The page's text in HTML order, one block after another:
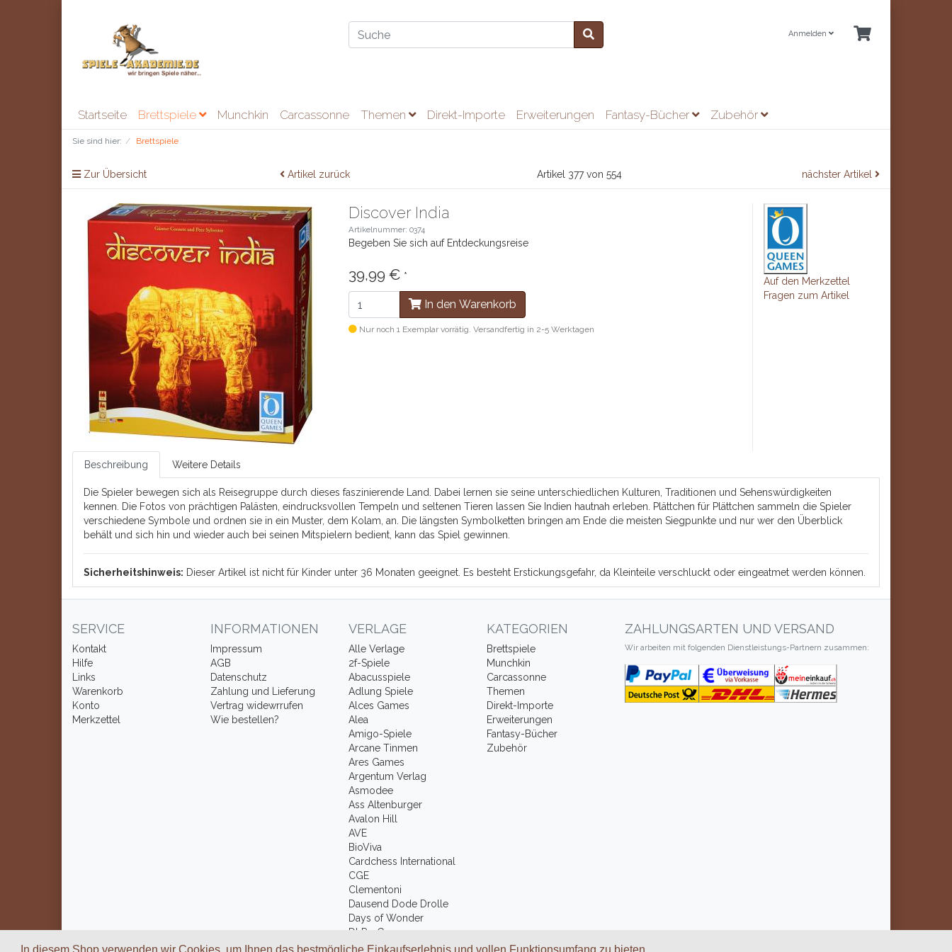
Anmelden
Startseite Brettspiele Munchkin Carcassonne Themen Direkt-Importe Erweiterungen Fantasy-Bücher Zubehör
Sie sind hier: Brettspiele
Zur Übersicht Artikel zurück Artikel 377 von 554 nächster Artikel
Discover India
Artikelnummer: 0374
Begeben Sie sich auf Entdeckungsreise
39,99 € *
In den Warenkorb
Nur noch 1 Exemplar vorrätig. Versandfertig in 2-5 Werktagen
Auf den Merkzettel
Fragen zum Artikel
Beschreibung Weitere Details
Die Spieler bewegen sich als Reisegruppe durch dieses faszinierende Land. Dabei lernen sie seine unterschiedlichen Kulturen, Traditionen und Sehenswürdigkeiten
kennen. Die Fotos von prächtigen Palästen, eindrucksvollen Tempeln und seltenen Tieren lassen Sie Indien hautnah erleben. Plättchen für Plättchen sammeln die Spieler
verschiedene Symbole und ordnen sie in ein Muster, dem Kolam, an. Die längsten Symbolketten bringen am Ende die meisten Siegpunkte und nur wer den Überblick
behält und sich hin und wieder auch bei seinen Mitspielern bedient, kann das Spiel gewinnen.
Sicherheitshinweis: Dieser Artikel ist nicht für Kinder unter 36 Monaten geeignet. Es besteht Erstickungsgefahr, da Kleinteile verschluckt oder eingeatmet werden können.
SERVICE
Kontakt
Hilfe
Links
Warenkorb
Konto
Merkzettel
INFORMATIONEN
Impressum
AGB
Datenschutz
Zahlung und Lieferung
Vertrag widewrrufen
Wie bestellen?
VERLAGE
Alle Verlage
2f-Spiele
Abacusspiele
Adlung Spiele
Alces Games
Alea
Amigo-Spiele
Arcane Tinmen
Ares Games
Argentum Verlag
Asmodee
Ass Altenburger
Avalon Hill
AVE
BioViva
Cardchess International
CGE
Clementoni
Dausend Dode Drolle
Days of Wonder
DLP - Games
Mehr
KATEGORIEN
Brettspiele
Munchkin
Carcassonne
Themen
Direkt-Importe
Erweiterungen
Fantasy-Bücher
Zubehör
ZAHLUNGSARTEN UND VERSAND
Wir arbeiten mit folgenden Dienstleistungs-Partnern zusammen: